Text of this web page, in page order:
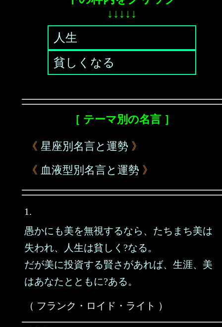
↓↓↓↓↓
人生
貧しくなる
［ テーマ別の名言 ］
《 星座別名言と運勢 》
《 血液型別名言と運勢 》
1.
愚かにも美を無視するなら、たちまち美は
失われ、人生は貧しく?なる。
だが美に投資する賢さがあれば、生涯、美
はあなたとともに?ある。
（ フランク・ロイド・ライト ）